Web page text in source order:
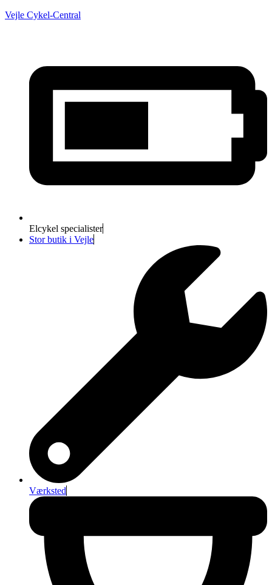
Vejle Cykel-Central
Elcykel specialister
Stor butik i Vejle
Værksted